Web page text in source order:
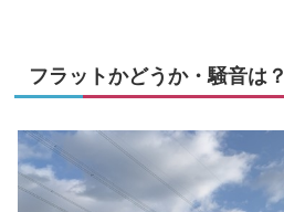
フラットかどうか・騒音は？